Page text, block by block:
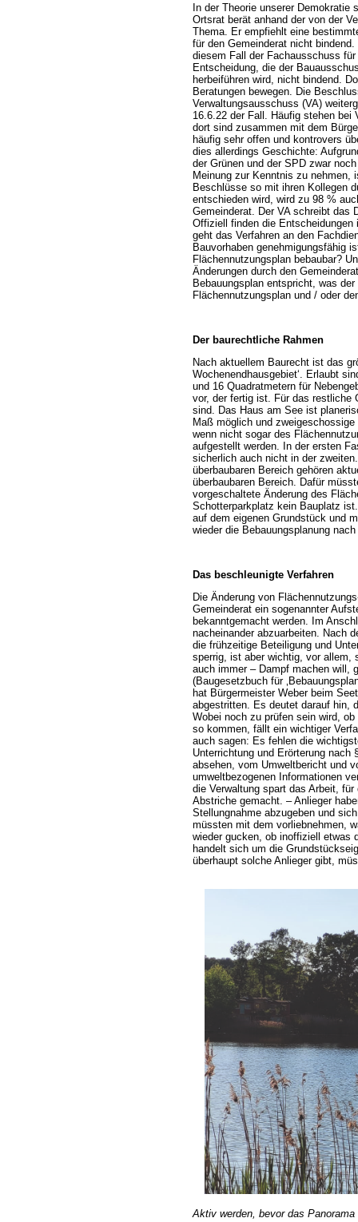
In der Theorie unserer Demokratie
Ortsrat berät anhand der von der
Thema. Er empfiehlt eine
für den Gemeinderat nicht
diesem Fall der Fachausschuss
Entscheidung, die der
herbeiführen wird, nicht bindend.
Beratungen bewegen. Die
Verwaltungsausschuss (VA)
16.6.22 der Fall. Häufig stehen bei
dort sind zusammen mit dem
häufig sehr offen und kontrovers
dies allerdings Geschichte:
der Grünen und der SPD zwar
Meinung zur Kenntnis zu nehmen,
Beschlüsse so mit ihren Kollegen
entschieden wird, wird zu 98 %
Gemeinderat. Der VA schreibt das
Offiziell finden die Entscheidungen
geht das Verfahren an den
Bauvorhaben genehmigungsfähig
Flächennutzungsplan bebaubar?
Änderungen durch den
Bebauungsplan entspricht, was
Flächennutzungsplan und / oder
Der baurechtliche Rahmen
Nach aktuellem Baurecht ist das
Wochenendhausgebiet‘. Erlaubt
und 16 Quadratmetern für
vor, der fertig ist. Für das restliche
sind. Das Haus am See ist
Maß möglich und
wenn nicht sogar des
aufgestellt werden. In der ersten
sicherlich auch nicht in der
überbaubaren Bereich gehören
überbaubaren Bereich. Dafür
vorgeschaltete Änderung des
Schotterparkplatz kein Bauplatz
auf dem eigenen Grundstück und
wieder die Bebauungsplanung
Das beschleunigte Verfahren
Die Änderung von
Gemeinderat ein sogenannter
bekanntgemacht werden. Im
nacheinander abzuarbeiten. Nach
die frühzeitige Beteiligung und
sperrig, ist aber wichtig, vor allem,
auch immer – Dampf machen will,
(Baugesetzbuch für
hat Bürgermeister Weber beim
abgestritten. Es deutet darauf hin,
Wobei noch zu prüfen sein wird,
so kommen, fällt ein wichtiger
auch sagen: Es fehlen die
Unterrichtung und Erörterung nach
absehen, vom Umweltbericht und
umweltbezogenen Informationen
die Verwaltung spart das Arbeit,
Abstriche gemacht. – Anlieger
Stellungnahme abzugeben und
müssten mit dem vorliebnehmen,
wieder gucken, ob inoffiziell etwas
handelt sich um die
überhaupt solche Anlieger gibt,
Aktiv werden, bevor das Panorama